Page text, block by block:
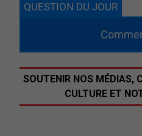
QUESTION DU JOUR
SOUTENIR NOS MÉDIAS,
CULTURE ET